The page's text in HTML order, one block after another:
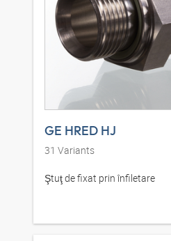
GE HRED HJ
31 Variants
Ştuţ de fixat prin înfiletare